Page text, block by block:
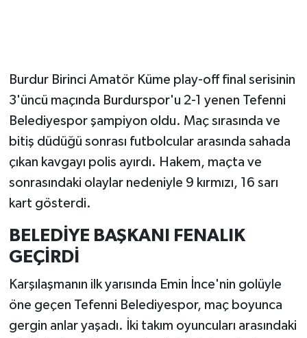
Burdur Birinci Amatör Küme play-off final serisinin
3'üncü maçında Burdurspor'u 2-1 yenen Tefenni
Belediyespor şampiyon oldu. Maç sırasında ve
bitiş düdüğü sonrası futbolcular arasında sahada
çıkan kavgayı polis ayırdı. Hakem, maçta ve
sonrasındaki olaylar nedeniyle 9 kırmızı, 16 sarı
kart gösterdi.
BELEDİYE BAŞKANI FENALIK
GEÇİRDİ
Karşılaşmanın ilk yarısında Emin İnce'nin golüyle
öne geçen Tefenni Belediyespor, maç boyunca
gergin anlar yaşadı. İki takım oyuncuları arasındaki